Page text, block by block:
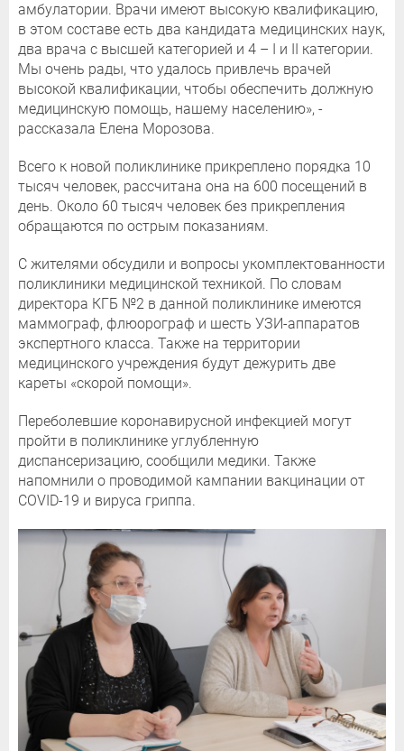
амбулатории. Врачи имеют высокую квалификацию,
в этом составе есть два кандидата медицинских наук,
два врача с высшей категорией и 4 – I и II категории.
Мы очень рады, что удалось привлечь врачей
высокой квалификации, чтобы обеспечить должную
медицинскую помощь, нашему населению», -
рассказала Елена Морозова.
Всего к новой поликлинике прикреплено порядка 10
тысяч человек, рассчитана она на 600 посещений в
день. Около 60 тысяч человек без прикрепления
обращаются по острым показаниям.
С жителями обсудили и вопросы укомплектованности
поликлиники медицинской техникой. По словам
директора КГБ №2 в данной поликлинике имеются
маммограф, флюорограф и шесть УЗИ-аппаратов
экспертного класса. Также на территории
медицинского учреждения будут дежурить две
кареты «скорой помощи».
Переболевшие коронавирусной инфекцией могут
пройти в поликлинике углубленную
диспансеризацию, сообщили медики. Также
напомнили о проводимой кампании вакцинации от
COVID-19 и вируса гриппа.